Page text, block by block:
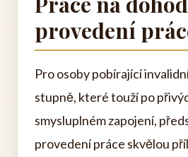
provedení
Pro osoby pobírající
stupně, které touží po
smysluplném zapojení,
provedení práce skvělou